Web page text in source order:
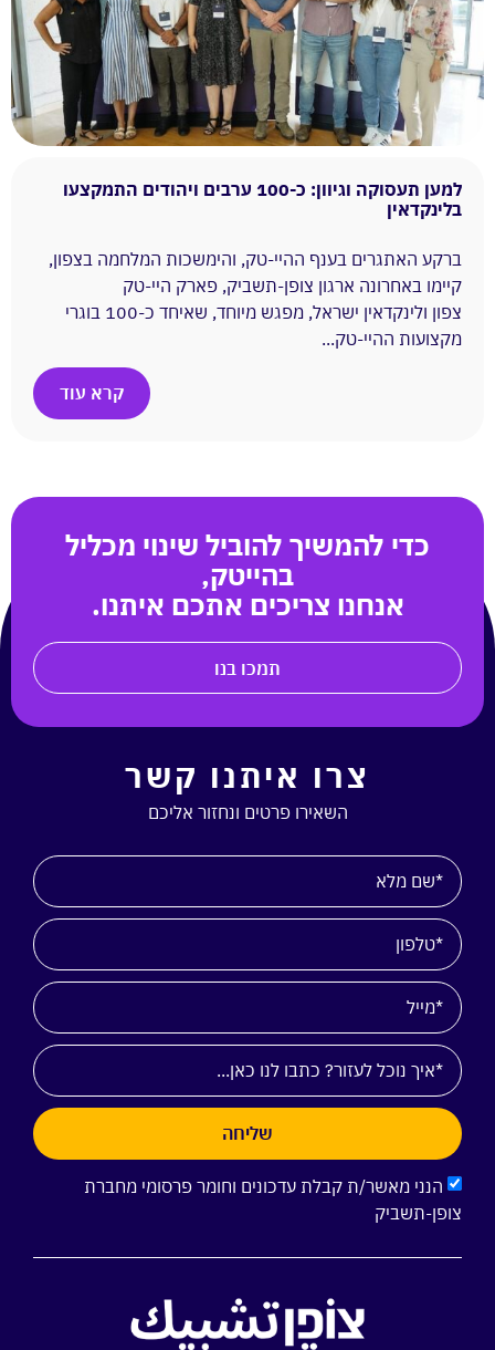
למען תעסוקה וגיוון: כ-100 ערבים ויהודים התמקצעו
בלינקדאין
ברקע האתגרים בענף ההיי-טק, והימשכות המלחמה בצפון,
קיימו באחרונה ארגון צופן-תשביק, פארק היי-טק
צפון ולינקדאין ישראל, מפגש מיוחד, שאיחד כ-100 בוגרי
מקצועות ההיי-טק...
קרא עוד
כדי להמשיך להוביל שינוי מכליל
בהייטק,
אנחנו צריכים אתכם איתנו.
תמכו בנו
צרו איתנו קשר
השאירו פרטים ונחזור אליכם
הנני מאשר/ת קבלת עדכונים וחומר פרסומי מחברת
צופן-תשביק
שליחה